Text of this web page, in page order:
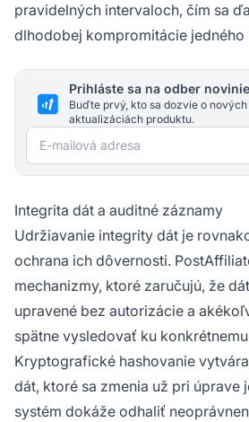
pravidelných intervaloch, čím sa
dlhodobej kompromitácie jedného
Prihláste sa na odber
Buďte prvý, kto sa dozvie o
aktualizáciách produktu.
E-mailová adresa
Integrita dát a auditné záznamy
Udržiavanie integrity dát je
ochrana ich dôvernosti.
mechanizmy, ktoré zaručujú, že
upravené bez autorizácie a
spätne vysledovať ku
Kryptografické hashovanie
dát, ktoré sa zmenia už pri úprave
systém dokáže odhaliť